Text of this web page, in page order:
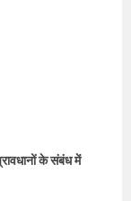
के संबंध में